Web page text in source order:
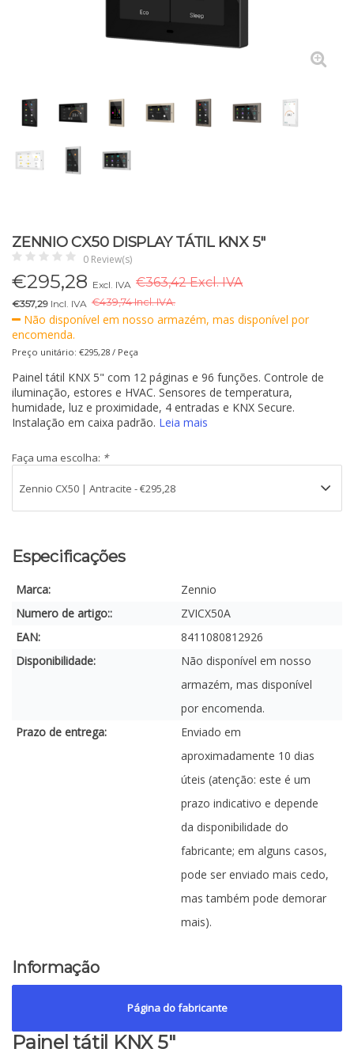
ZENNIO CX50 DISPLAY TÁTIL KNX 5"
0 Review(s)
€295,28 Excl. IVA €363,42 Excl. IVA
€357,29 Incl. IVA €439,74 Incl. IVA.
Não disponível em nosso armazém, mas disponível por
encomenda.
Preço unitário: €295,28 / Peça
Painel tátil KNX 5" com 12 páginas e 96 funções. Controle de
iluminação, estores e HVAC. Sensores de temperatura,
humidade, luz e proximidade, 4 entradas e KNX Secure.
Instalação em caixa padrão. Leia mais
Faça uma escolha: *
Especificações
Marca:
Zennio
Numero de artigo::
ZVICX50A
EAN:
8411080812926
Disponibilidade:
Não disponível em nosso
armazém, mas disponível
por encomenda.
Prazo de entrega:
Enviado em
aproximadamente 10 dias
úteis (atenção: este é um
prazo indicativo e depende
da disponibilidade do
fabricante; em alguns casos,
pode ser enviado mais cedo,
mas também pode demorar
mais).
Informação
Página do fabricante
Painel tátil KNX 5"